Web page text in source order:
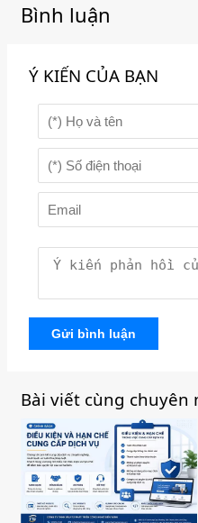
Bình luận
Ý KIẾN CỦA BẠN
Gửi bình luận
Bài viết cùng chuyên